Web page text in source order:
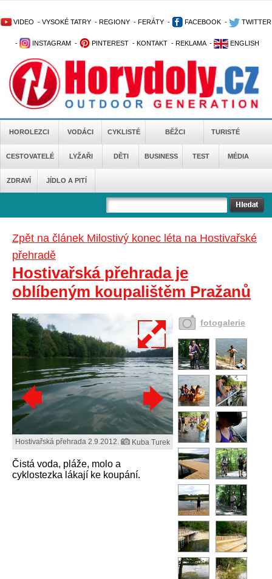
VIDEO - VYSOKÉ TATRY - REGIONY - FERÁTY - FACEBOOK - TWITTER
- INSTAGRAM - PINTEREST - KONTAKT - REKLAMA - ENGLISH
HOROLEZCI VODÁCI CYKLISTÉ BĚŽCI TURISTÉ
CESTOVATELÉ LYŽAŘI DĚTI BUSINESS TEST MÉDIA
ZDRAVÍ JÍDLO A PITÍ
Zpět na článek Milostivý konec léta na Hostivařské
přehradě
Hostivařská přehrada je
oblíbeným koupalištěm Pražanů
Hostivařská přehrada 2.9.2012. Kuba Turek
Čistá voda, pláže, molo a
cyklostezka lákají ke koupání.
fotogalerie